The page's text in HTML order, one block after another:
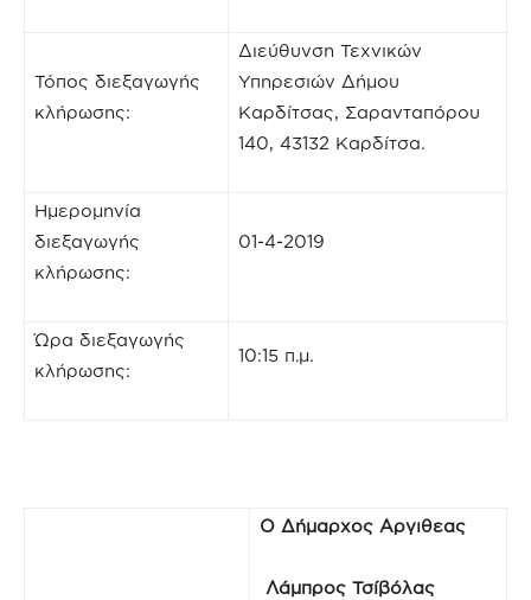
Τόπος διεξαγωγής
κλήρωσης:
Διεύθυνση Τεχνικών
Υπηρεσιών Δήμου
Καρδίτσας, Σαρανταπόρου
140, 43132 Καρδίτσα.
Ημερομηνία
διεξαγωγής
κλήρωσης:
01-4-2019
Ώρα διεξαγωγής
κλήρωσης:
10:15 π.μ.
Ο Δήμαρχος Αργιθεας
Λάμπρος Τσίβόλας